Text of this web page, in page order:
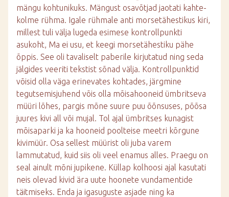
mängu kohtunikuks. Mängust osavõtjad jaotati kahte-
kolme rühma. Igale rühmale anti morsetähestikus kiri,
millest tuli välja lugeda esimese kontrollpunkti
asukoht, Ma ei usu, et keegi morsetähestiku pähe
õppis. See oli tavaliselt paberile kirjutatud ning seda
jälgides veeriti tekstist sõnad välja. Kontrollpunktid
võisid olla väga erinevates kohtades, järgmine
tegutsemisjuhend võis olla mõisahooneid ümbritseva
müüri lõhes, pargis mõne suure puu õõnsuses, põõsa
juures kivi all või mujal. Tol ajal ümbritses kunagist
mõisaparki ja ka hooneid poolteise meetri kõrgune
kivimüür. Osa sellest müürist oli juba varem
lammutatud, kuid siis oli veel enamus alles. Praegu on
seal ainult mõni jupikene. Küllap kolhoosi ajal kasutati
neis olevad kivid ära uute hoonete vundamentide
täitmiseks. Enda ja igasuguste asjade ning ka